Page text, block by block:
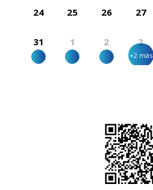
24 25 26 27
31 1 2 3
+2 más